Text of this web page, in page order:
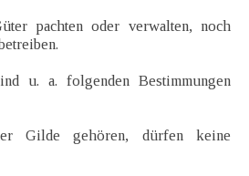
pachten oder verwalten, noch
u. a. folgenden Bestimmungen
Gilde gehören, dürfen keine